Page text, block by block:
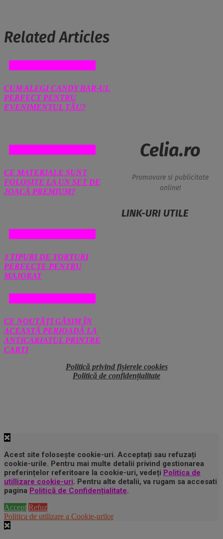
Related Articles
CUM ALEGI CANDY BAR-UL
PERFECT PENTRU
EVENIMENTUL TĂU?
CE MATERIALE SUNT
FOLOSITE LA UN SET DE
JOACĂ PREMIUM?
3 TIPURI DE TORTURI
PERFECTE PENTRU
MAJORAT
CE NOUTĂȚI GĂSIM ÎN
ACEASTĂ PERIOADĂ LA
ANTICARIATUL PRINTRE
CARTI
Celia.ro
Promovare si publicitate
online!
LINK-URI UTILE
Politică privind fișierele cookies
Politică de confidențialitate
Acest site folosește cookie-uri. Acceptați sau refuzați
cookie-urile. Pentru mai multe detalii privind gestionarea
preferințelor referitoare la cookie-uri, vedeți Politica de
utillizare cookie-uri. Pentru alte detalii, va rugam sa accesati
pagina Politică de Confidențialitate.
Accept Refuz
Politica de utilizare a Cookie-urilor